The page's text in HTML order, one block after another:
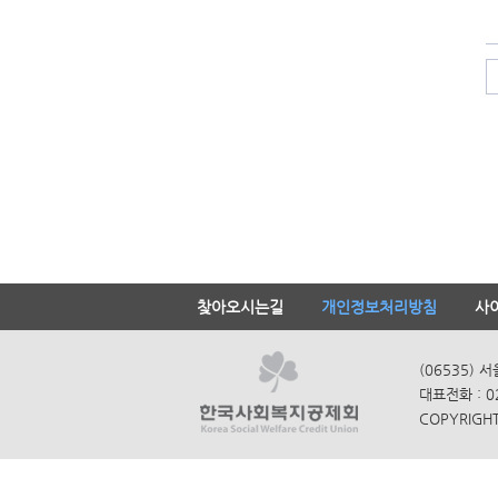
찾아오시는길 개인정보처리방침 사
(06535) 서
대표전화 :